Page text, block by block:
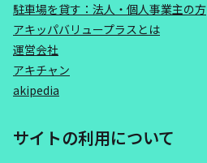
駐車場を貸す：法人・個人事業主の方
アキッパバリュープラスとは
運営会社
アキチャン
akipedia
サイトの利用について